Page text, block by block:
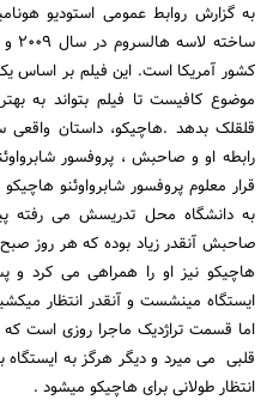
به گزارش روابط عمومی استودیو
کشور آمریکا است. این فیلم بر اساس
موضوع کافیست تا فیلم بتواند به
قلقلک بدهد .هاچیکو، داستان واقعی
رابطه او و صاحبش ، پروفسور
قرار معلوم پروفسور شابرواوئنو
به دانشگاه محل تدریسش می رفته
صاحبش آنقدر زیاد بوده که هر روز
هاچیکو نیز او را همراهی می کرد و
ایستگاه مینشست و آنقدر انتظار
اما قسمت تراژدیک ماجرا روزی است
قلبی می میرد و دیگر هرگز به ایستگاه
انتظار طولانی برای هاچیکو میشود .